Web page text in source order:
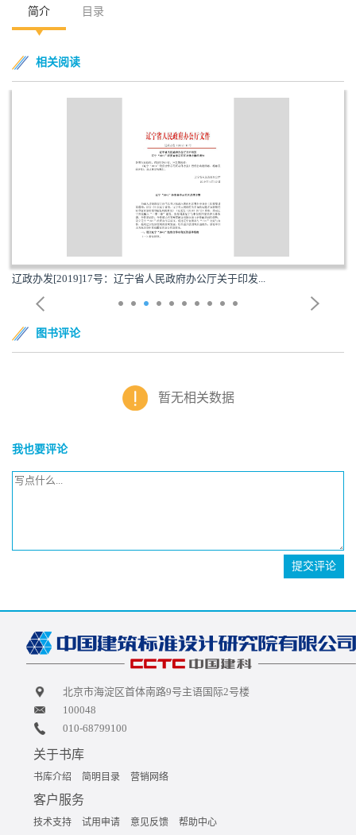
简介 目录
相关阅读
辽政办发[2019]17号：辽宁省人民政府办公厅关于印发...
图书评论
暂无相关数据
我也要评论
提交评论
北京市海淀区首体南路9号主语国际2号楼
100048
010-68799100
关于书库
书库介绍 简明目录 营销网络
客户服务
技术支持 试用申请 意见反馈 帮助中心